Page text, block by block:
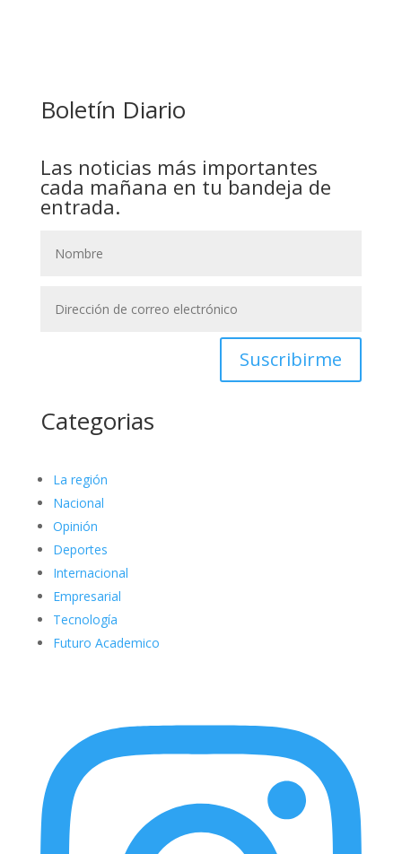
Boletín Diario
Las noticias más importantes
cada mañana en tu bandeja de
entrada.
Suscribirme
Categorias
La región
Nacional
Opinión
Deportes
Internacional
Empresarial
Tecnología
Futuro Academico